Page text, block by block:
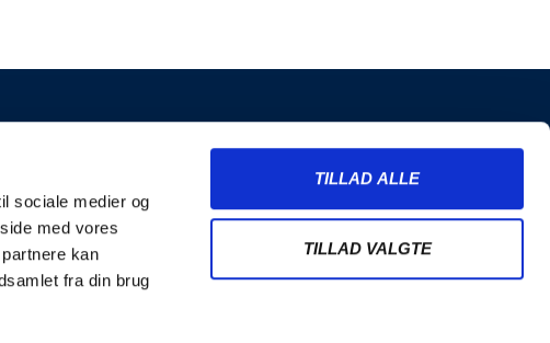
sociale medier og
med vores
kan
fra din brug
TILLAD ALLE
TILLAD VALGTE
INFORMATION
Merchandise
Handelsbetingelser